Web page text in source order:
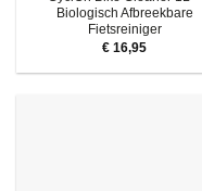
Biologisch Afbreekbare
Fietsreiniger
€ 16,95